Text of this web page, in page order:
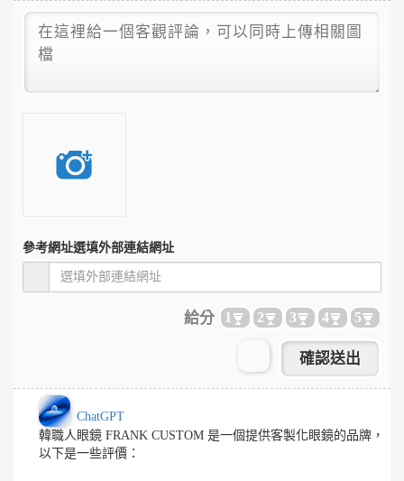
參考網址選填外部連結網址
給分 1 2 3 4 5
ChatGPT
韓職人眼鏡 FRANK CUSTOM 是一個提供客製化眼鏡的品牌，
以下是一些評價：